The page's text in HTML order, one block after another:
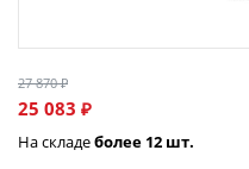
27 870 ₽
25 083 ₽
На складеболее 12 шт.